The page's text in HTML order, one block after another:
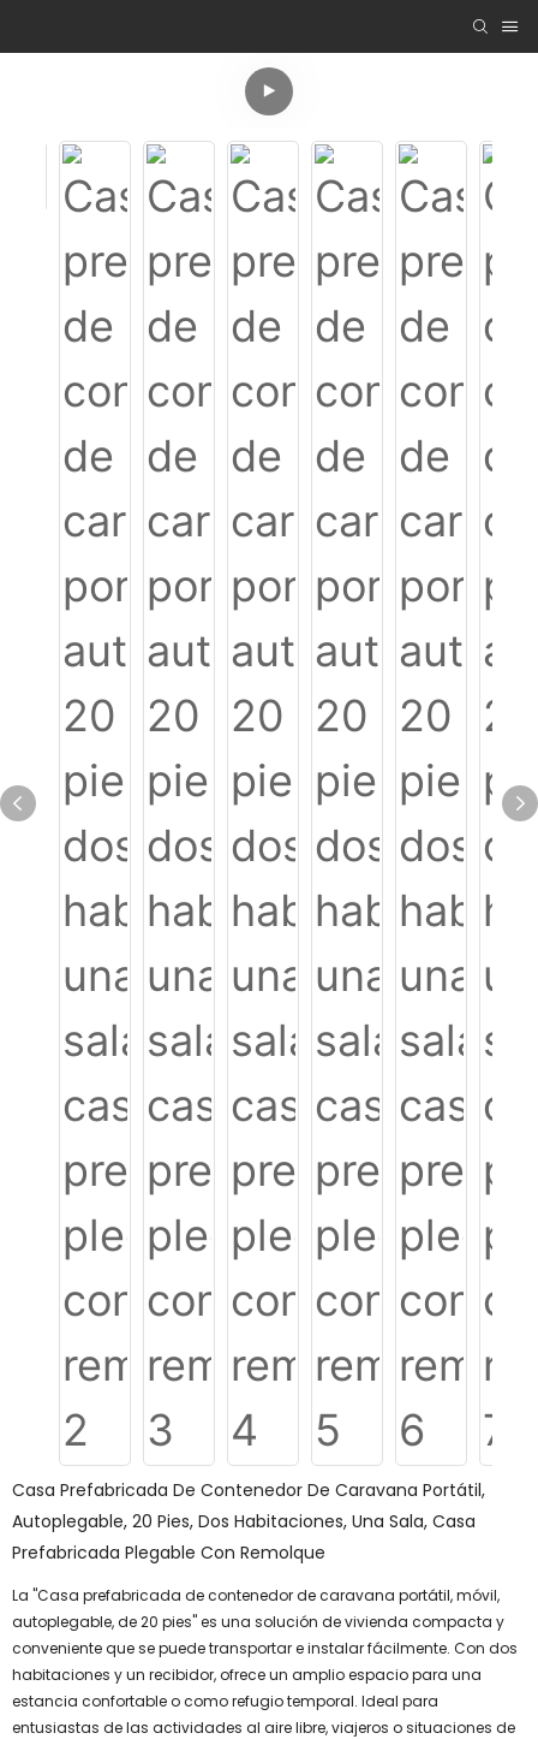
Casa Prefabricada De Contenedor De Caravana Portátil,
Autoplegable, 20 Pies, Dos Habitaciones, Una Sala, Casa
Prefabricada Plegable Con Remolque
La "Casa prefabricada de contenedor de caravana portátil, móvil,
autoplegable, de 20 pies" es una solución de vivienda compacta y
conveniente que se puede transportar e instalar fácilmente. Con dos
habitaciones y un recibidor, ofrece un amplio espacio para una
estancia confortable o como refugio temporal. Ideal para
entusiastas de las actividades al aire libre, viajeros o situaciones de